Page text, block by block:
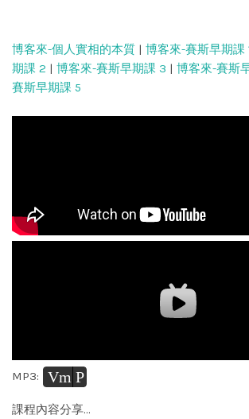
博客來-個人實相的本質 | 博客來-賽斯早期課
期課 2 | 博客來-賽斯早期課 3 | 博客來-賽斯
賽斯早期課 5
MP3: Vm P
課程內容分享…